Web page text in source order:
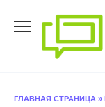
ГЛАВНАЯ СТРАНИЦА »